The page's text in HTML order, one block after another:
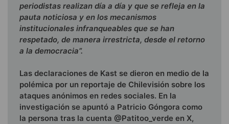
periodistas realizan día a día y que se refleja en la
pauta noticiosa y en los mecanismos
institucionales infranqueables que se han
respetado, de manera irrestricta, desde el retorno
a la democracia”.
Las declaraciones de Kast se dieron en medio de la
polémica por un reportaje de Chilevisión sobre los
ataques anónimos en redes sociales. En la
investigación se apuntó a Patricio Góngora como
la persona tras la cuenta @Patitoo_verde en X,